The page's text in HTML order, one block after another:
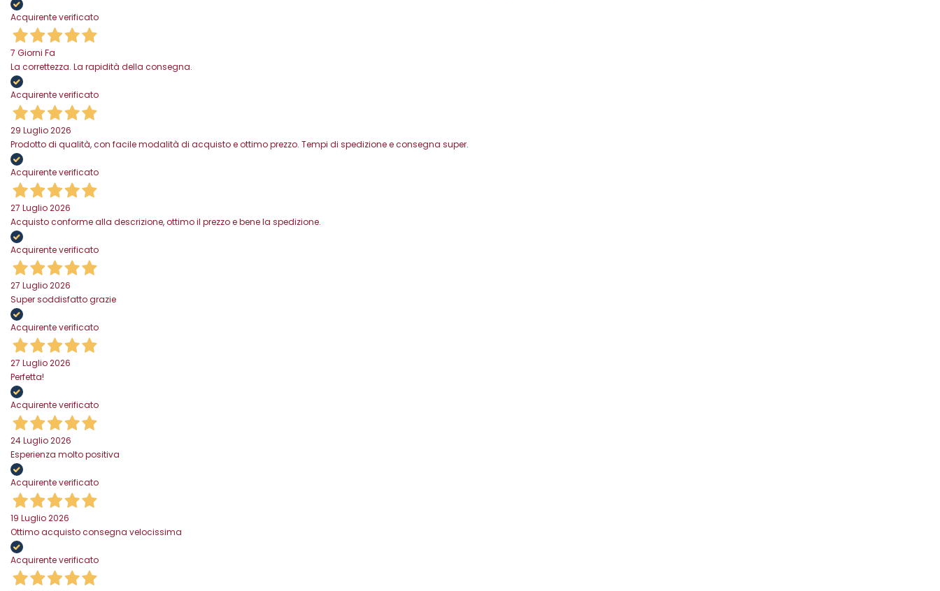
Acquirente verificato
7 Giorni Fa
La correttezza. La rapidità della consegna.
Acquirente verificato
29 Luglio 2026
Prodotto di qualità, con facile modalità di acquisto e ottimo prezzo. Tempi di spedizione e consegna super.
Acquirente verificato
27 Luglio 2026
Acquisto conforme alla descrizione, ottimo il prezzo e bene la spedizione.
Acquirente verificato
27 Luglio 2026
Super soddisfatto grazie
Acquirente verificato
27 Luglio 2026
Perfetta!
Acquirente verificato
24 Luglio 2026
Esperienza molto positiva
Acquirente verificato
19 Luglio 2026
Ottimo acquisto consegna velocissima
Acquirente verificato